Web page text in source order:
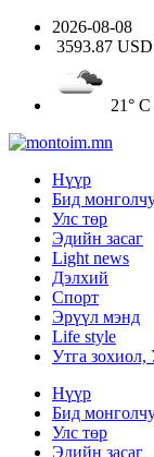
2026-08-08
3593.87 USD
21° C
Нүүр
Бид
Улс төр
Эдийн засаг
Light news
Дэлхий
Спорт
Эрүүл мэнд
Life style
Утга зохиол,
Нүүр
Бид
Улс төр
Эдийн засаг